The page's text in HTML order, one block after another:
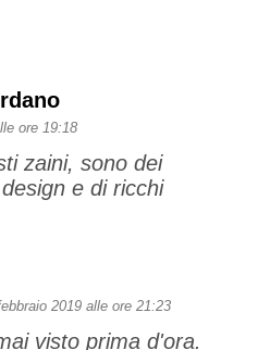
ore 19:18
zaini, sono dei
e di ricchi
2019 alle ore 21:23
visto prima d'ora.